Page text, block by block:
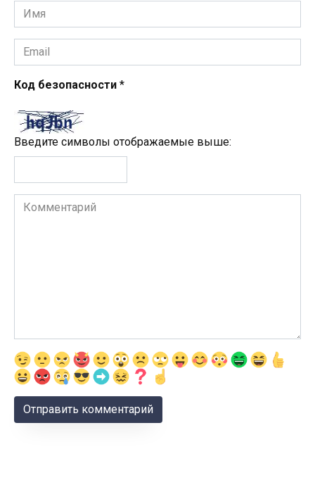
Имя
*
Email
*
Код безопасности *
Введите символы отображаемые выше:
Комментарий